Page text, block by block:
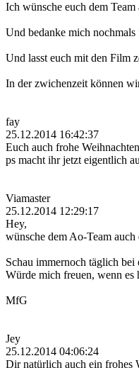
Ich wünsche euch dem
Und bedanke mich
Und lasst euch mit den Film
In der zwichenzeit können
fay
25.12.2014 16:42:37
Euch auch frohe
ps macht ihr jetzt eigentlich
Viamaster
25.12.2014 12:29:17
Hey,
wünsche dem Ao-Team
Schau immernoch täglich
Würde mich freuen, wenn es
MfG
Jey
25.12.2014 04:06:24
Dir natürlich auch ein frohes